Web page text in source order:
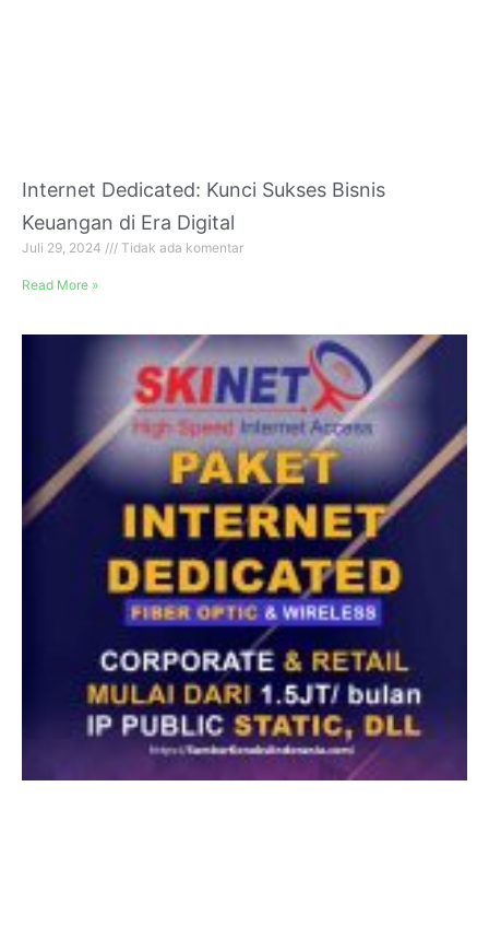
Internet Dedicated: Kunci Sukses Bisnis
Keuangan di Era Digital
Juli 29, 2024 Tidak ada komentar
Read More »